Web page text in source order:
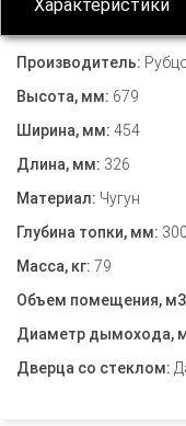
Характеристики
Производитель:
Высота, мм: 679
Ширина, мм: 454
Длина, мм: 326
Материал: Чугун
Глубина топки, мм: 300
Масса, кг: 79
Объем помещения,
Диаметр дымохода,
Дверца со стеклом: